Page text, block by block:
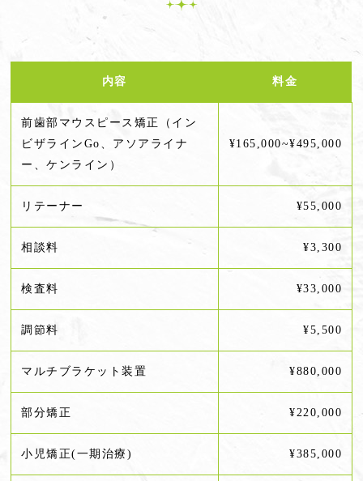
内容 料金
前歯部マウスピース矯正（イン
ビザラインGo、アソアライナ
ー、ケンライン）
¥165,000~¥495,000
リテーナー ¥55,000
相談料 ¥3,300
検査料 ¥33,000
調節料 ¥5,500
マルチブラケット装置 ¥880,000
部分矯正 ¥220,000
小児矯正(一期治療) ¥385,000